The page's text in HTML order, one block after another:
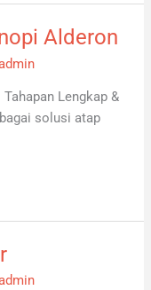
Alderon
Lengkap &
solusi atap